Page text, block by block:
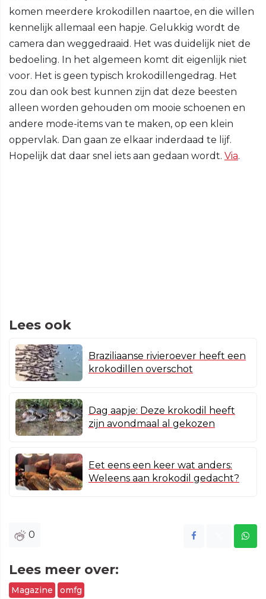
komen meerdere krokodillen naartoe, en die willen
kennelijk allemaal een hapje. Gelukkig wordt de
camera dan weggedraaid. Het was duidelijk niet de
bedoeling. In het algemeen komt dit eigenlijk niet
voor. Het is geen typisch krokodillengedrag. Het
zou dan ook best kunnen zijn dat deze beesten
alleen worden gehouden om mooie schoenen en
andere mode-items van te maken, op een klein
oppervlak. Dan gaan ze elkaar inderdaad te lijf.
Hopelijk dat daar snel iets aan gedaan wordt. Via.
Lees ook
Braziliaanse rivieroever heeft een
krokodillen overschot
Dag aapje: Deze krokodil heeft
zijn avondmaal al gekozen
Eet eens een keer wat anders:
Weleens aan krokodil gedacht?
0
Lees meer over:
Magazine omfg